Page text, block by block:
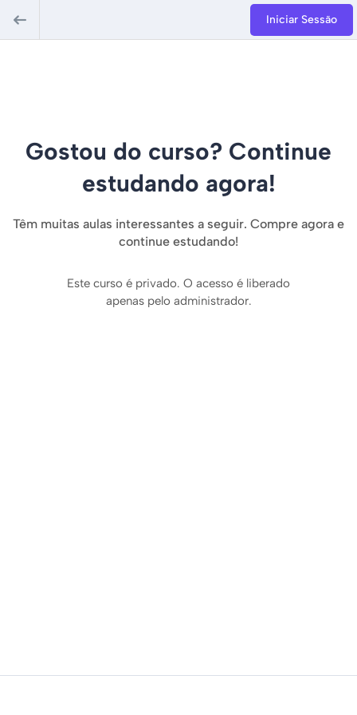
Iniciar Sessão
Gostou do curso? Continue
estudando agora!
Têm muitas aulas interessantes a seguir. Compre agora e
continue estudando!
Este curso é privado. O acesso é liberado
apenas pelo administrador.